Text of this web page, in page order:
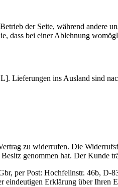
Lieferungen ins Ausland sind
zu widerrufen. Die
genommen hat. Der Kunde
per Post: Hochfellnstr. 46b,
eindeutigen Erklärung über Ihren
der Seite, während andere
dass bei einer Ablehnung